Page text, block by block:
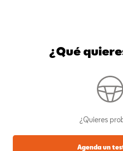
¿Qué
¿Quieres
Agenda un